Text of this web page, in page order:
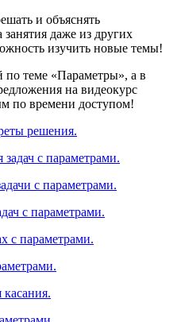
и объяснять
даже из других
изучить новые темы!
теме «Параметры», а в
на видеокурс
по времени доступом!
решения.
с параметрами.
с параметрами.
с параметрами.
с параметрами.
касания.